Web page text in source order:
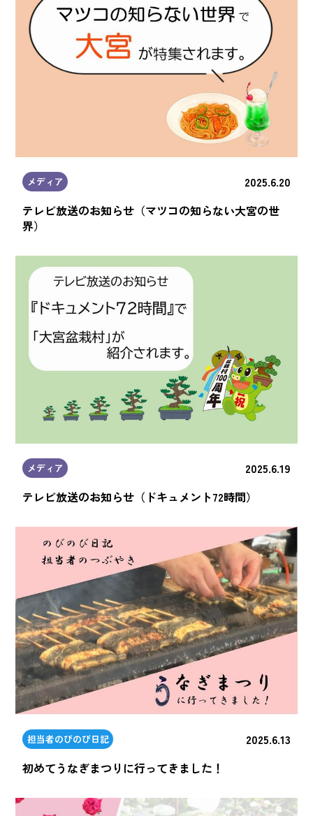
メディア
2025.6.20
テレビ放送のお知らせ（マツコの知らない大宮の世
界）
メディア
2025.6.19
テレビ放送のお知らせ（ドキュメント72時間）
担当者のびのび日記
2025.6.13
初めてうなぎまつりに行ってきました！